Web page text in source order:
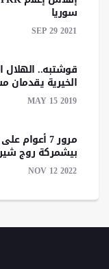
سوريا
SEP 29 2021
قوشتبه.. الهلال
الخيرية يقدمان
MAY 15 2019
مرور 7
بيشمركة روج
NOV 12 2022